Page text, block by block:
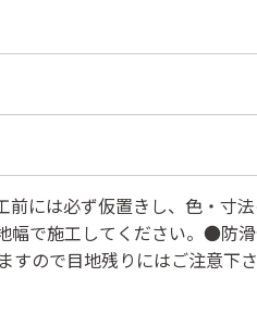
には必ず仮置きし、色・寸
で施工してください。●防
ので目地残りにはご注意下